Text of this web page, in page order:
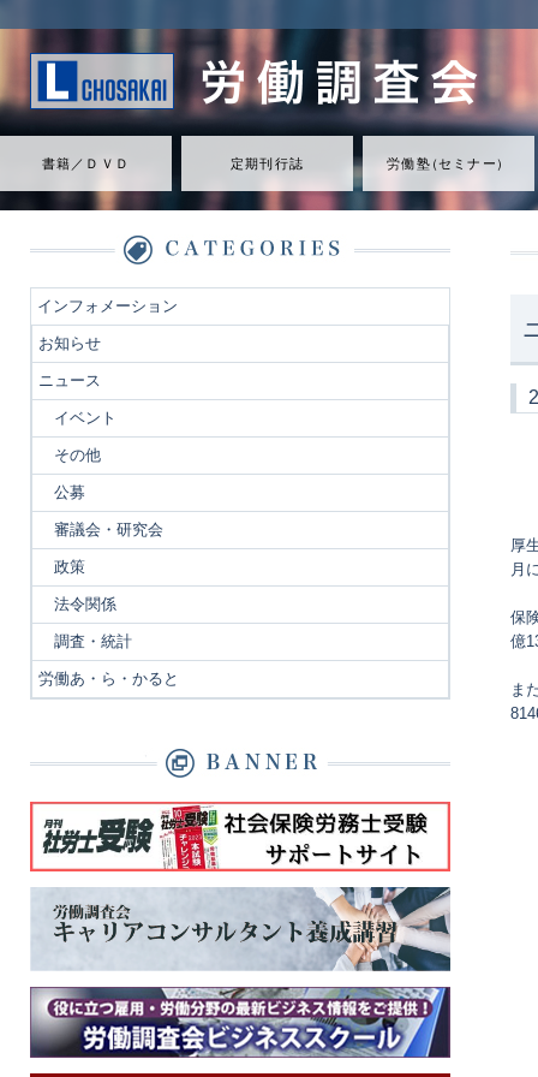
書籍／ＤＶＤ 定期刊行誌 労働塾（セミナ ー ）
厚
月
保
億
ま
インフォメーション
お知らせ
ニュース
イベント
その他
公募
審議会・研究会
政策
法令関係
調査・統計
労働あ・ら・かると